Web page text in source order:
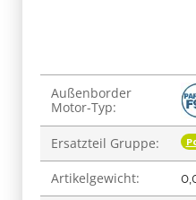
Produkteigenschaft
Wert
Außenborder
Motor-Typ:
Ersatzteil Gruppe:
Artikelgewicht: